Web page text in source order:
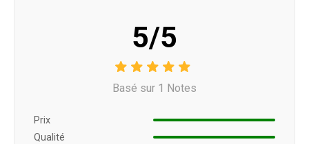
5/5
Basé sur 1 Notes
Prix ​​
Qualité